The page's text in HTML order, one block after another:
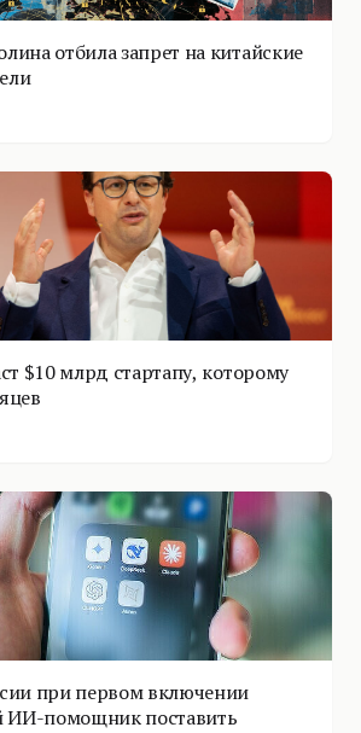
отбила запрет на китайские
$10 млрд стартапу, которому
при первом включении
ИИ-помощник поставить